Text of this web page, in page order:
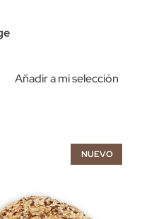
Añadir a mi selección
NUEVO